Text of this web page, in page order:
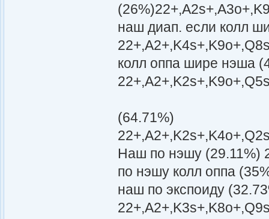
наш диап. если колл
колл оппа шире нэша
(64.71%)
Наш по нэшу (29.11%)
по нэшу колл оппа
наш по экспоиду